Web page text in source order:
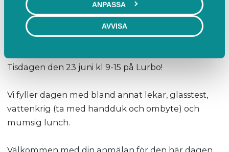
ANPASSA
AVVISA
Sommarläger med Stallfritids
Tisdagen den 23 juni kl 9-15 på Lurbo!
Vi fyller dagen med bland annat lekar, glasstest,
vattenkrig (ta med handduk och ombyte) och
mumsig lunch.